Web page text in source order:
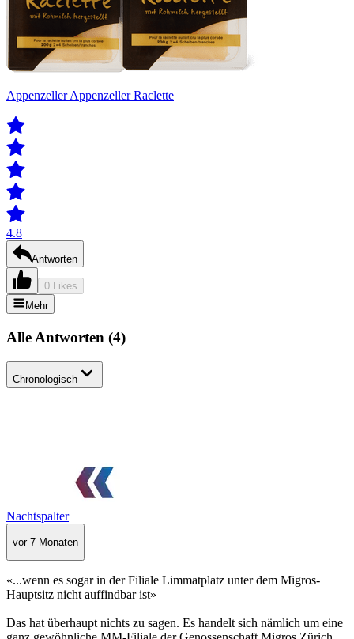
Appenzeller Appenzeller Raclette
4.8
Antworten
0 Likes
Mehr
Alle Antworten (4)
Chronologisch
Nachtspalter
vor 7 Monaten
«...wenn es sogar in der Filiale Limmatplatz unter dem Migros-
Hauptsitz nicht auffindbar ist»
Das hat überhaupt nichts zu sagen. Es handelt sich nämlich um eine